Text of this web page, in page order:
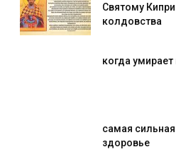
Святому
колдовства
когда
самая
здоровье